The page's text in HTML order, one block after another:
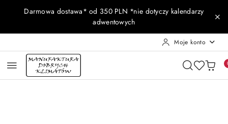
Przejdź do treści głównej
Przejdź do wyszukiwarki
Przejdź do moje konto
Przejdź do menu głównego
Przejdź do opisu produktu
Przejdź do stopki
Darmowa dostawa* od 350 PLN *nie dotyczy kalendarzy
adwentowych
Moje konto